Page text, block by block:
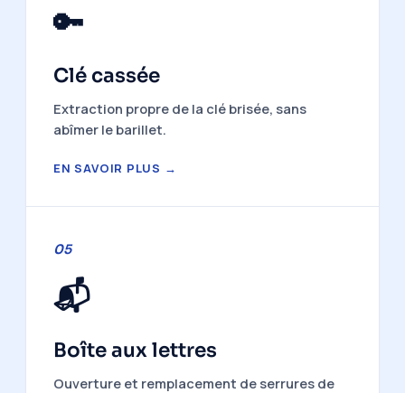
🔑
Clé cassée
Extraction propre de la clé brisée, sans
abîmer le barillet.
EN SAVOIR PLUS →
05
📬
Boîte aux lettres
Ouverture et remplacement de serrures de